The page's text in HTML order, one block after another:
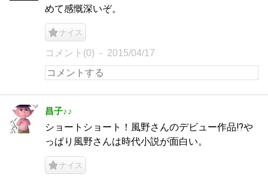
めて感慨深いぞ。
ナイス
コメント(0) 2015/04/17
昌子♪♪
ショートショート！風野さんのデビュー作品⁉や
っぱり風野さんは時代小説が面白い。
ナイス